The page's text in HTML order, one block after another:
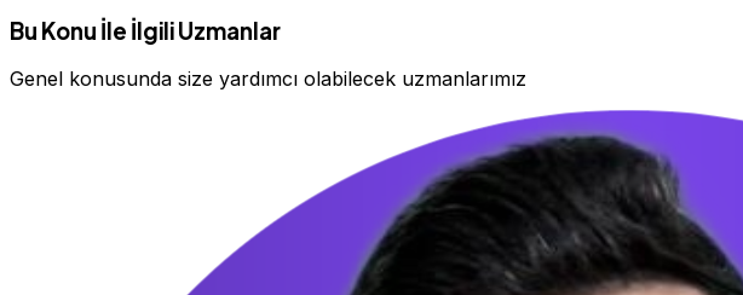
Bu Konu İle İlgili Uzmanlar
Genel konusunda size yardımcı olabilecek uzmanlarımız